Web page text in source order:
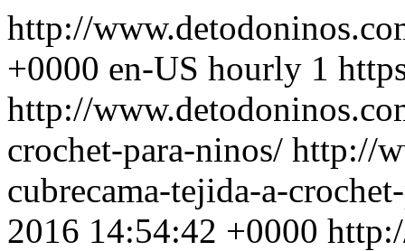
http://
+0000 en-US hourly 1
http://
crochet-para-ninos/ http://
cubrecama-tejida-a-
2016 14:54:42 +0000